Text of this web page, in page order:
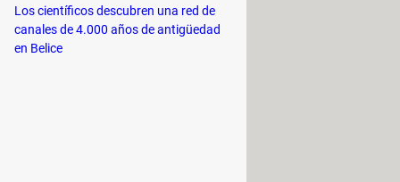
de East Rockwell, en el año 1984.
Últimos Días, coloquialmente
El detective al cual se le asigna
junto al detective miembro de la
los primeros indicios apunten
a cuestionar sus convicciones
Los científicos descubren una red de
canales de 4.000 años de antigüedad
en Belice